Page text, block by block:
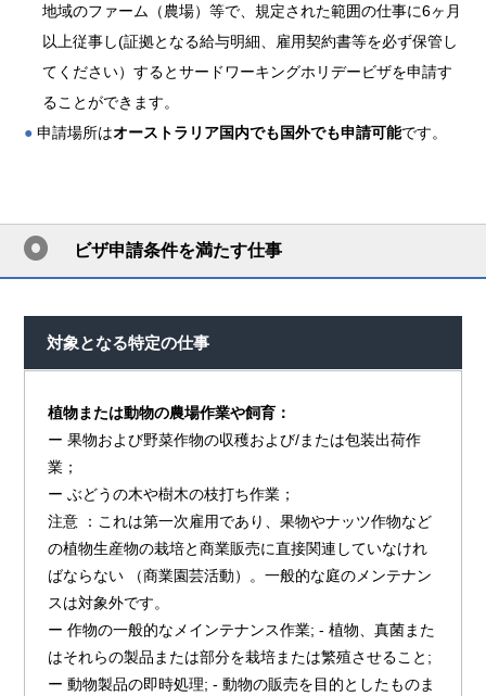
地域のファーム（農場）等で、規定された範囲の仕事に6ヶ月
以上従事し(証拠となる給与明細、雇用契約書等を必ず保管し
てください）するとサードワーキングホリデービザを申請す
ることができます。
● 申請場所はオーストラリア国内でも国外でも申請可能です。
ビザ申請条件を満たす仕事
対象となる特定の仕事
植物または動物の農場作業や飼育：
ー 果物および野菜作物の収穫および/または包装出荷作
業；
ー ぶどうの木や樹木の枝打ち作業；
注意 ：これは第一次雇用であり、果物やナッツ作物など
の植物生産物の栽培と商業販売に直接関連していなけれ
ばならない （商業園芸活動）。一般的な庭のメンテナン
スは対象外です。
ー 作物の一般的なメインテナンス作業; - 植物、真菌また
はそれらの製品または部分を栽培または繁殖させること;
ー 動物製品の即時処理; - 動物の販売を目的としたものま